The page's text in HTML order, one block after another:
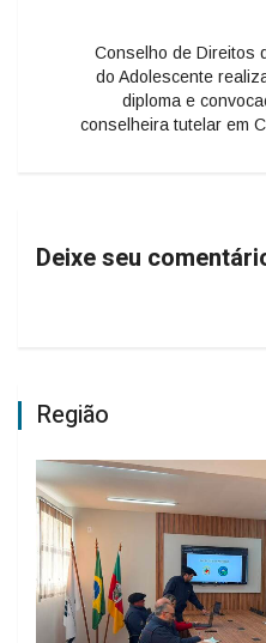
Conselho de Direitos
do Adolescente
diploma e
conselheira tutelar em
Deixe seu
Região